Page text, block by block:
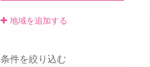
地域を追加する
条件を絞り込む